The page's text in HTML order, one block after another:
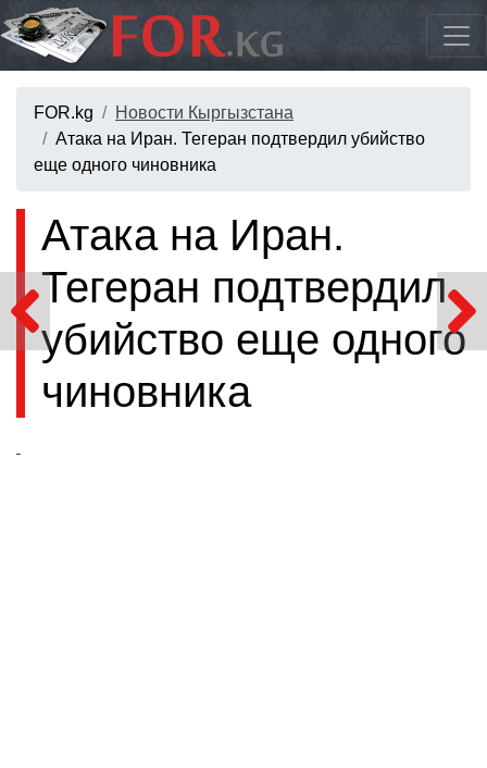
FOR.kg
Новости Кыргызстана
Атака на Иран. Тегеран подтвердил убийство
еще одного чиновника
Атака на Иран.
Тегеран подтвердил
убийство еще одного
чиновника